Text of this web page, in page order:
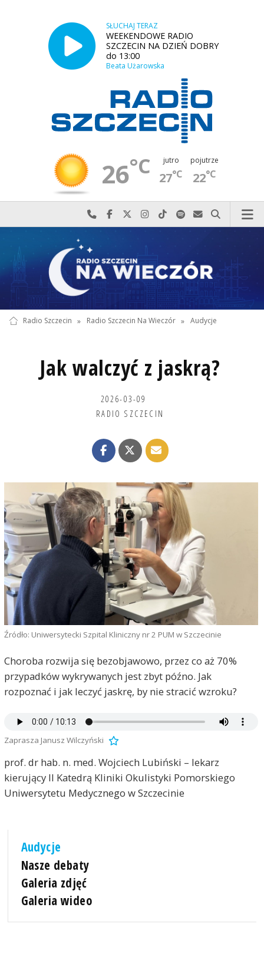
SŁUCHAJ TERAZ
WEEKENDOWE RADIO
SZCZECIN NA DZIEŃ DOBRY
do 13:00
Beata Użarowska
26°C jutro
27°C
pojutrze
22°C
Najlepiej po prostu do nas zadzwoń
Odwiedź nas na Facebook-u
Odwiedź nas na X
Odwiedź nas na Instagram-ie
Odwiedź nas na TikTok-u
Szukaj nas na Spotify
Wyślij do nas
Szukaj
Radio Szczecin » Radio Szczecin Na Wieczór » Audycje
Jak walczyć z jaskrą?
2026-03-09
RADIO SZCZECIN
Źródło: Uniwersytecki Szpital Kliniczny nr 2 PUM w Szczecinie
Choroba rozwija się bezobjawowo, przez co aż 70%
przypadków wykrywanych jest zbyt późno. Jak
rozpoznać i jak leczyć jaskrę, by nie stracić wzroku?
Zaprasza Janusz Wilczyński
prof. dr hab. n. med. Wojciech Lubiński – lekarz
kierujący II Katedrą Kliniki Okulistyki Pomorskiego
Uniwersytetu Medycznego w Szczecinie
Audycje
Nasze debaty
Galeria zdjęć
Galeria wideo